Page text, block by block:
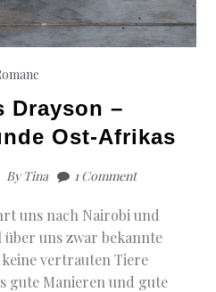
Drayson –
Ost-Afrikas
ByTina 1 Comment
uns nach Nairobi und
uns zwar bekannte
vertrauten Tiere
gute Manieren und gute